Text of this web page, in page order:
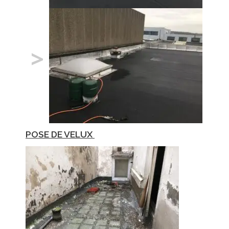
>
POSE DE VELUX